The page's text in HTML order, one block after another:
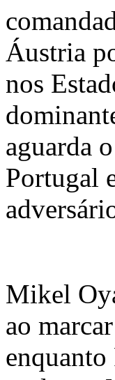
Áustria
nos
aguarda
Portugal
Mikel
ao